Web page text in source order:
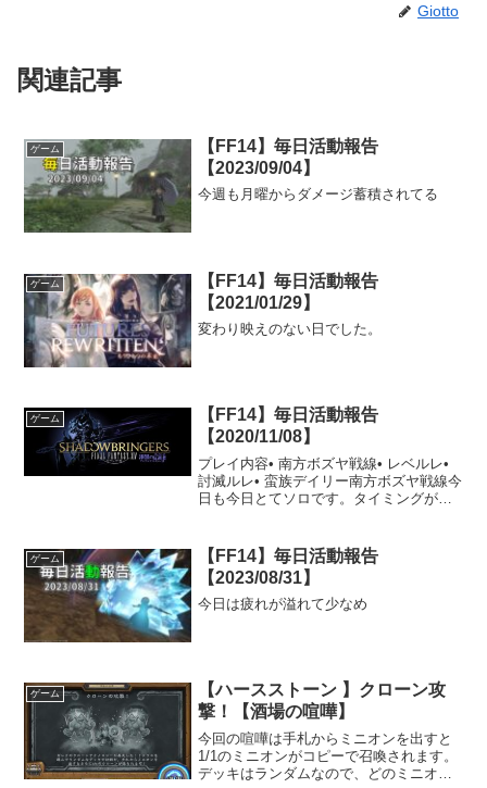
Giotto
関連記事
ゲーム
【FF14】毎日活動報告
【2023/09/04】
今週も月曜からダメージ蓄積されてる
ゲーム
【FF14】毎日活動報告
【2021/01/29】
変わり映えのない日でした。
ゲーム
【FF14】毎日活動報告
【2020/11/08】
プレイ内容• 南方ボズヤ戦線• レベルレ•
討滅ルレ• 蛮族デイリー南方ボズヤ戦線今
日も今日とてソロです。タイミングが合
間すぐに攻城戦が湧いていましたが、今
日は30分...
ゲーム
【FF14】毎日活動報告
【2023/08/31】
今日は疲れが溢れて少なめ
ゲーム
【ハースストーン 】クローン攻
撃！【酒場の喧嘩】
今回の喧嘩は手札からミニオンを出すと
1/1のミニオンがコピーで召喚されます。
デッキはランダムなので、どのミニオン